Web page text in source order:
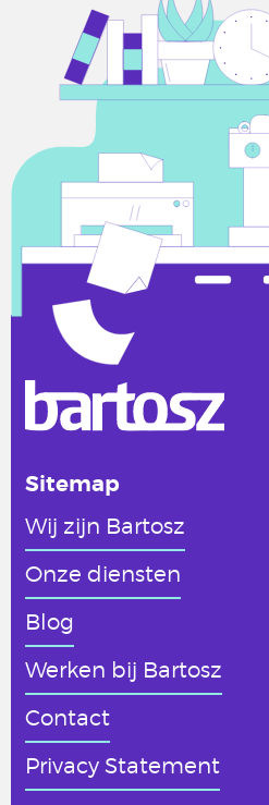
Sitemap
Wij zijn Bartosz
Onze diensten
Blog
Werken bij Bartosz
Contact
Privacy Statement